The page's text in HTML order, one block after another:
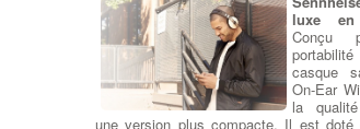
lecteur-graveur Optique interne ou
votre lecteur HS par un lecteur/
marques : LG, Samsung, Asus,
VIERZON CD-ROM, DVD-ROM et
disponibles dans les types de lecteurs
toutes les fonctionnalités de leurs
luxe en
Conçu
casque
On-Ear
la
une version plus compacte. Il est doté